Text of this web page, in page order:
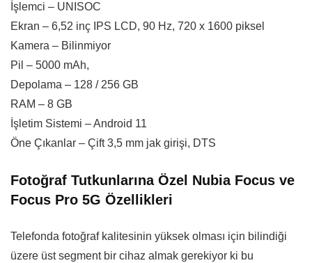
İşlemci – UNISOC
Ekran – 6,52 inç IPS LCD, 90 Hz, 720 x 1600 piksel
Kamera – Bilinmiyor
Pil – 5000 mAh,
Depolama – 128 / 256 GB
RAM – 8 GB
İşletim Sistemi – Android 11
Öne Çıkanlar – Çift 3,5 mm jak girişi, DTS
Fotoğraf Tutkunlarına Özel Nubia Focus ve
Focus Pro 5G Özellikleri
Telefonda fotoğraf kalitesinin yüksek olması için bilindiği
üzere üst segment bir cihaz almak gerekiyor ki bu